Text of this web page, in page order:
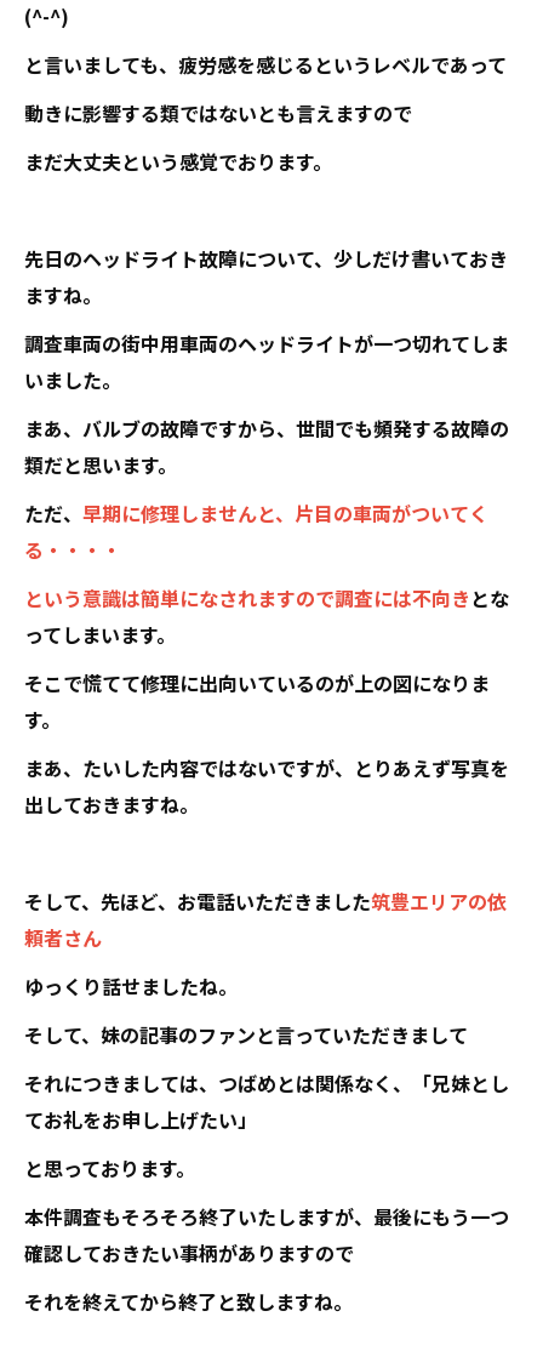
(^-^)
と言いましても、疲労感を感じるというレベルであって
動きに影響する類ではないとも言えますので
まだ大丈夫という感覚でおります。
先日のヘッドライト故障について、少しだけ書いておき
ますね。
調査車両の街中用車両のヘッドライトが一つ切れてしま
いました。
まあ、バルブの故障ですから、世間でも頻発する故障の
類だと思います。
ただ、 早期に修理しませんと、片目の車両がついてく
る・・・・
という意識は簡単になされますので調査には不向きとな
ってしまいます。
そこで慌てて修理に出向いているのが上の図になりま
す。
まあ、たいした内容ではないですが、とりあえず写真を
出しておきますね。
そして、先ほど、お電話いただきました筑豊エリアの依
頼者さん
ゆっくり話せましたね。
そして、妹の記事のファンと言っていただきまして
それにつきましては、つばめとは関係なく、「兄妹とし
てお礼をお申し上げたい」
と思っております。
本件調査もそろそろ終了いたしますが、最後にもう一つ
確認しておきたい事柄がありますので
それを終えてから終了と致しますね。